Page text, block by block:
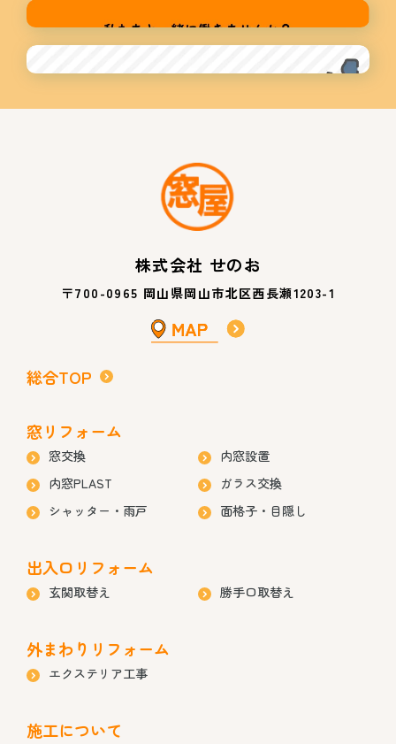
株式会社 せのお
〒700-0965 岡山県岡山市北区西長瀬1203-1
総合TOP
窓リフォーム
窓交換
内窓設置
内窓PLAST
ガラス交換
シャッター・雨戸
面格子・目隠し
出入口リフォーム
玄関取替え 勝手口取替え
外まわりリフォーム
エクステリア工事
施工について